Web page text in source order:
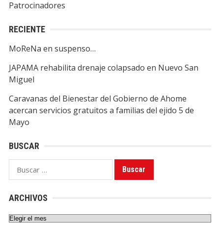
Patrocinadores
RECIENTE
MoReNa en suspenso…
JAPAMA rehabilita drenaje colapsado en Nuevo San
Miguel
Caravanas del Bienestar del Gobierno de Ahome
acercan servicios gratuitos a familias del ejido 5 de
Mayo
BUSCAR
Buscar:
ARCHIVOS
Archivos